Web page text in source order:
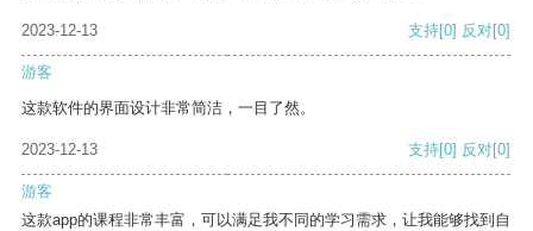
2023-12-13 支持[0] 反对[0]
游客
这款软件的界面设计非常简洁，一目了然。
2023-12-13 支持[0] 反对[0]
游客
这款app的课程非常丰富，可以满足我不同的学习需求，让我能够找到自